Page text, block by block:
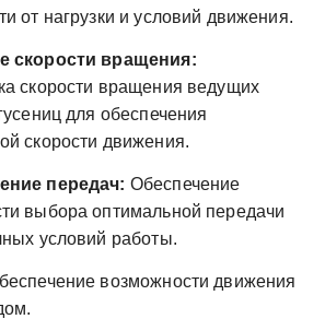
от нагрузки и условий движения.
скорости вращения:
скорости вращения ведущих
для обеспечения
скорости движения.
передач: Обеспечение
выбора оптимальной передачи
условий работы.
возможности движения